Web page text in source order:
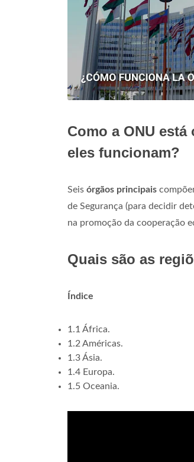
Como a ONU
eles funcionam?
Seis órgãos principais
de Segurança (para decidir
na promoção da cooperação
Quais são as
Índice
1.1 África.
1.2 Américas.
1.3 Ásia.
1.4 Europa.
1.5 Oceania.